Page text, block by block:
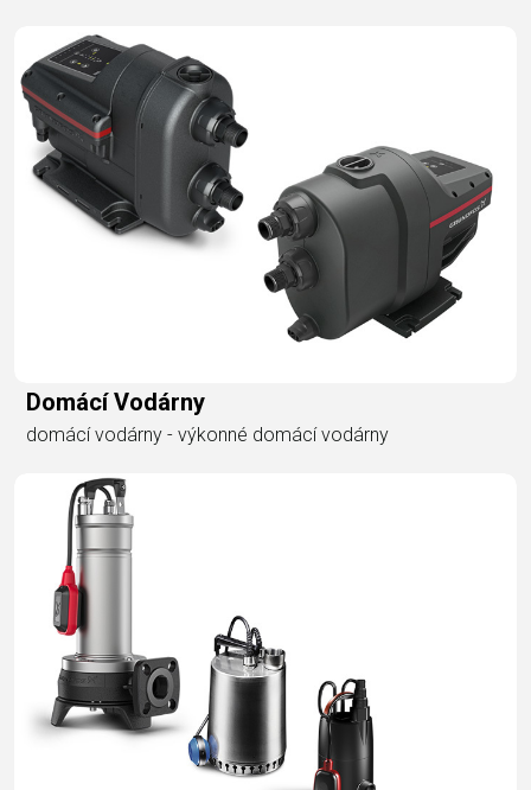
Domácí Vodárny
domácí vodárny - výkonné domácí vodárny